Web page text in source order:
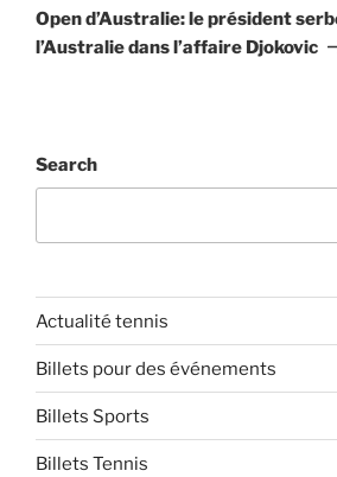
Post
Open d’Australie: le président
l’Australie dans l’affaire Djokovic
Search
Actualité tennis
Billets pour des événements
Billets Sports
Billets Tennis